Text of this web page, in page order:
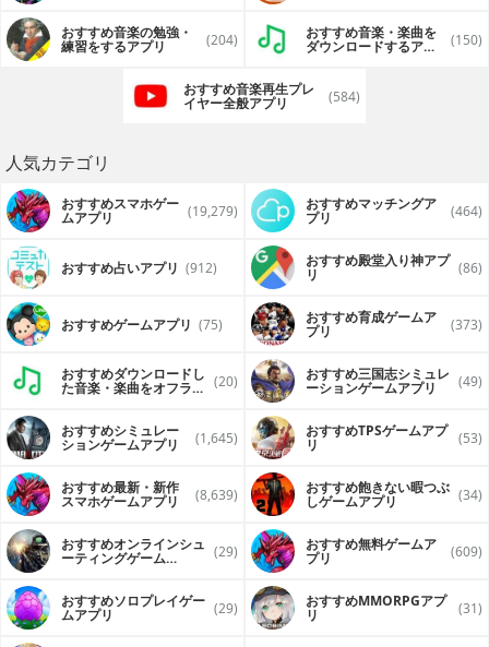
おすすめ音楽の勉強・
練習をするアプリ (204) おすすめ音楽・楽曲を
ダウンロードするアプ (150)
おすすめ音楽再生プレ
イヤー全般アプリ (584)
人気カテゴリ
おすすめスマホゲー
ムアプリ (19,279) おすすめマッチングア
プリ (464)
おすすめ占いアプリ (912) おすすめ殿堂入り神アプ
リ (86)
おすすめゲームアプリ (75) おすすめ育成ゲームア
プリ (373)
おすすめダウンロードし
た音楽・楽曲をオフライ (20) おすすめ三国志シミュレ
ーションゲームアプリ (49)
おすすめシミュレー
ションゲームアプリ (1,645) おすすめTPSゲームアプ
リ (53)
おすすめ最新・新作
スマホゲームアプリ (8,639) おすすめ飽きない暇つぶ
しゲームアプリ (34)
おすすめオンラインシュ
ーティングゲーム (29) おすすめ無料ゲームア
プリ (609)
おすすめソロプレイゲー
ムアプリ (29) おすすめ MMORPGアプ
リ (31)